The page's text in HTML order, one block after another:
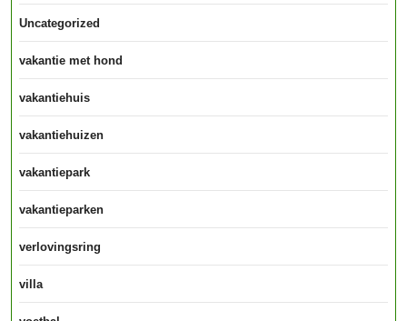
Uncategorized
vakantie met hond
vakantiehuis
vakantiehuizen
vakantiepark
vakantieparken
verlovingsring
villa